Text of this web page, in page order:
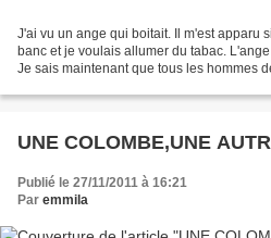
J'ai vu un ange qui boitait. Il m'est apparu
banc et je voulais allumer du tabac.
Je sais maintenant que tous les hommes
UNE COLOMBE,UNE
Publié le 27/11/2011 à 16:21
Par emmila